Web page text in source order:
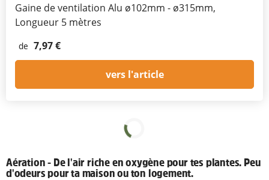
Gaine de ventilation Alu ø102mm - ø315mm,
Longueur 5 mètres
de 7,97 €
vers l'article
Aération - De l'air riche en oxygène pour tes plantes. Peu
d'odeurs pour ta maison ou ton logement.